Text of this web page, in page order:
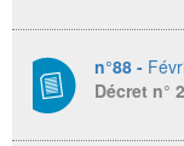
n°88 -
Décret n°